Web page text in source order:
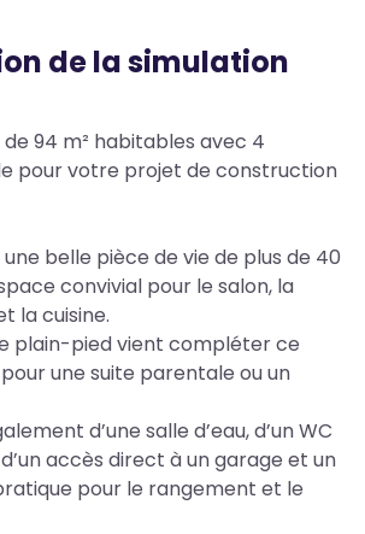
de la simulation
94 m² habitables avec 4
pour votre projet de construction
belle pièce de vie de plus de 40
convivial pour le salon, la
la cuisine.
plain-pied vient compléter ce
une suite parentale ou un
d’une salle d’eau, d’un WC
accès direct à un garage et un
pour le rangement et le